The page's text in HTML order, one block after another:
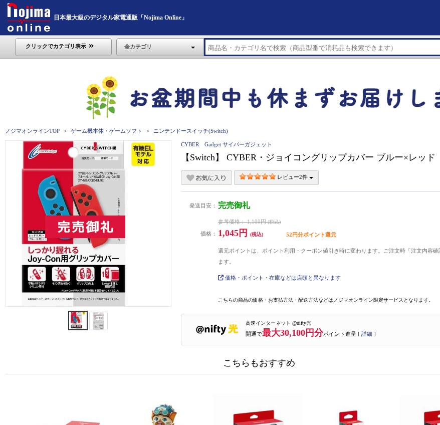
日本最大級のデジタル家電通販「Nojima Online」
クリックでカテゴリ表示 全カテゴリ
ノジマオンラインTOP ゲーム機本体・ゲームソフト ニンテンドースイッチ(Switch)
CYBER Gadget サイバーガジェット
【Switch】 CYBER・ジョイコングリップカバー ブルー×レッド
レビュー2件
発送目安： 完売御礼
価格：
参考価格： 1,100円(税込)
1,045円 (税込) 52円分ポイント還元
還元ポイントは、ポイント利用・クーポン値引き時に変わります。ご注文時「注文内容
ます。
価格・ポイント・在庫などは店頭と異なります
こちらの商品の価格・お支払方法・配送方法などはノジマオンライン限定サービスとなります。
高速インターネット @nifty光
開通で最大30,100円分ポイント進呈 [ 詳細 ]
こちらもおすすめ